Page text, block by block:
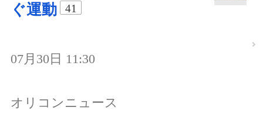
ぐ運動
41
07月30日 11:30
オリコンニュース